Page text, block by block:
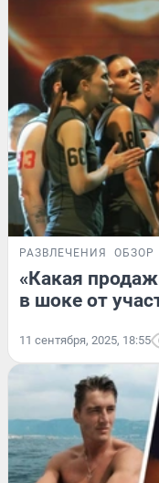
РАЗВЛЕЧЕНИЯ ОБЗОР
«Какая
в шоке от
11 сентября, 2025, 18:55